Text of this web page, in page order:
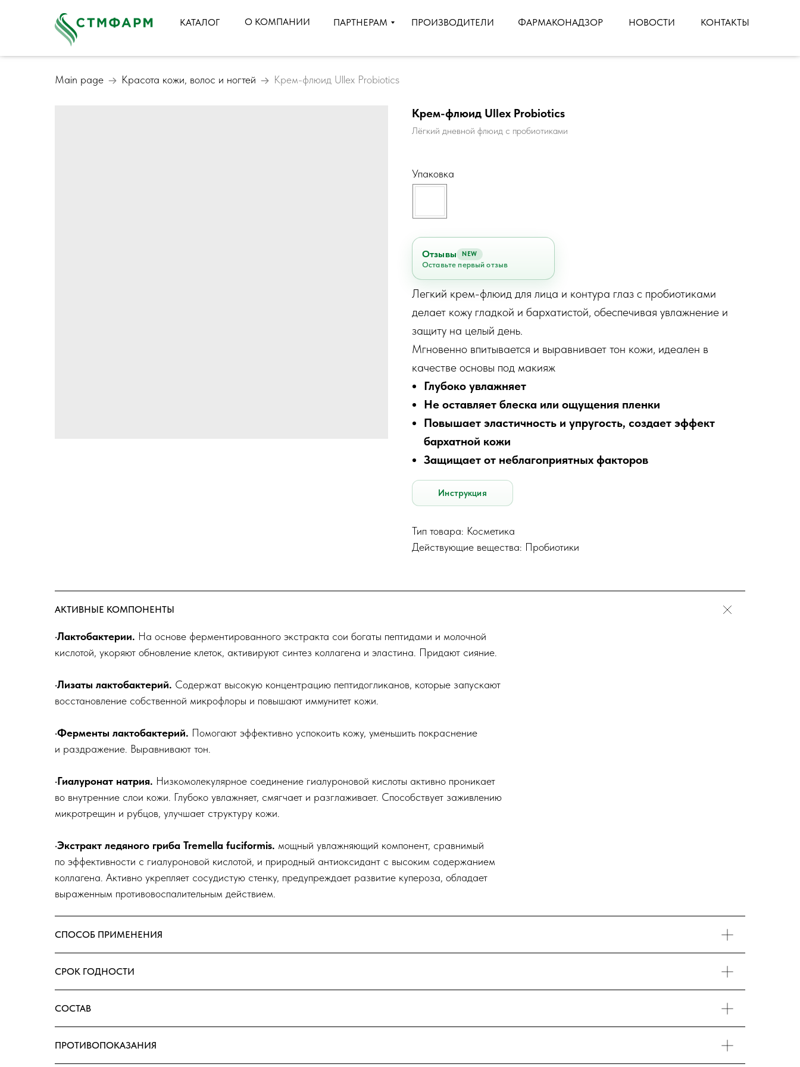
ПРОИЗВОДИТЕЛИ
ПАРТНЕРАМ КОНТАКТЫ
НОВОСТИ
КАТАЛОГ О КОМПАНИИ ФАРМАКОНАДЗОР
Main page Красота кожи, волос и ногтей Крем-флюид Ullex Probiotics
Крем-флюид Ullex Probiotics
Лёгкий дневной флюид с пробиотиками
Упаковка
Отзывы NEW
Оставьте первый отзыв
Легкий крем-флюид для лица и контура глаз с пробиотиками
делает кожу гладкой и бархатистой, обеспечивая увлажнение и
защиту на целый день.
Мгновенно впитывается и выравнивает тон кожи, идеален в
качестве основы под макияж
Глубоко увлажняет
Не оставляет блеска или ощущения пленки
Повышает эластичность и упругость, создает эффект
бархатной кожи
Защищает от неблагоприятных факторов
Инструкция
Тип товара: Косметика
Действующие вещества: Пробиотики
АКТИВНЫЕ КОМПОНЕНТЫ
·Лактобактерии. На основе ферментированного экстракта сои богаты пептидами и молочной
кислотой, укоряют обновление клеток, активируют синтез коллагена и эластина. Придают сияние.
·Лизаты лактобактерий. Содержат высокую концентрацию пептидогликанов, которые запускают
восстановление собственной микрофлоры и повышают иммунитет кожи.
·Ферменты лактобактерий. Помогают эффективно успокоить кожу, уменьшить покраснение
и раздражение. Выравнивают тон.
·Гиалуронат натрия. Низкомолекулярное соединение гиалуроновой кислоты активно проникает
во внутренние слои кожи. Глубоко увлажняет, смягчает и разглаживает. Способствует заживлению
микротрещин и рубцов, улучшает структуру кожи.
·Экстракт ледяного гриба Tremella fuciformis. мощный увлажняющий компонент, сравнимый
по эффективности с гиалуроновой кислотой, и природный антиоксидант с высоким содержанием
коллагена. Активно укрепляет сосудистую стенку, предупреждает развитие купероза, обладает
выраженным противовоспалительным действием.
СПОСОБ ПРИМЕНЕНИЯ
СРОК ГОДНОСТИ
СОСТАВ
ПРОТИВОПОКАЗАНИЯ